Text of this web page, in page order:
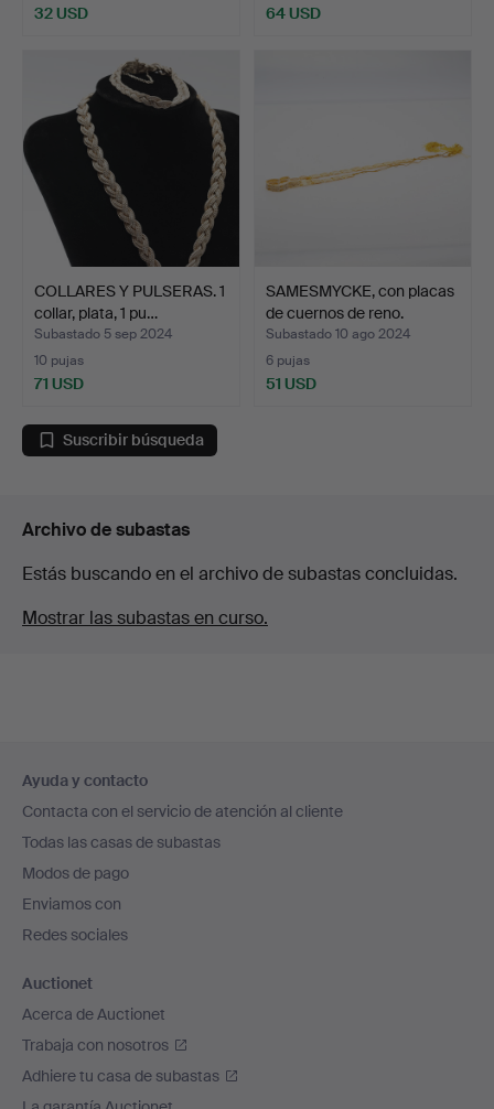
32 USD 64 USD
COLLARES Y PULSERAS. 1
collar, plata, 1 pu…
Subastado 5 sep 2024
10 pujas
71 USD
SAMESMYCKE, con placas
de cuernos de reno.
Subastado 10 ago 2024
6 pujas
51 USD
Suscribir búsqueda
Archivo de subastas
Estás buscando en el archivo de subastas concluidas.
Mostrar las subastas en curso.
en
el
pie
de
página
Ayuda y contacto
Contacta con el servicio de atención al cliente
Todas las casas de subastas
Modos de pago
Enviamos con
Redes sociales
Auctionet
Acerca de Auctionet
Trabaja con nosotros
Adhiere tu casa de subastas